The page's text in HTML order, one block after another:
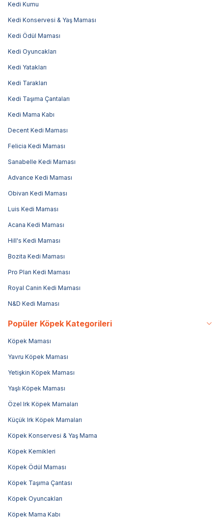
Kedi Kumu
Kedi Konservesi & Yaş Maması
Kedi Ödül Maması
Kedi Oyuncakları
Kedi Yatakları
Kedi Tarakları
Kedi Taşıma Çantaları
Kedi Mama Kabı
Decent Kedi Maması
Felicia Kedi Maması
Sanabelle Kedi Maması
Advance Kedi Maması
Obivan Kedi Maması
Luis Kedi Maması
Acana Kedi Maması
Hill's Kedi Maması
Bozita Kedi Maması
Pro Plan Kedi Maması
Royal Canin Kedi Maması
N&D Kedi Maması
Popüler Köpek Kategorileri
Köpek Maması
Yavru Köpek Maması
Yetişkin Köpek Maması
Yaşlı Köpek Maması
Özel Irk Köpek Mamaları
Küçük Irk Köpek Mamaları
Köpek Konservesi & Yaş Mama
Köpek Kemikleri
Köpek Ödül Maması
Köpek Taşıma Çantası
Köpek Oyuncakları
Köpek Mama Kabı